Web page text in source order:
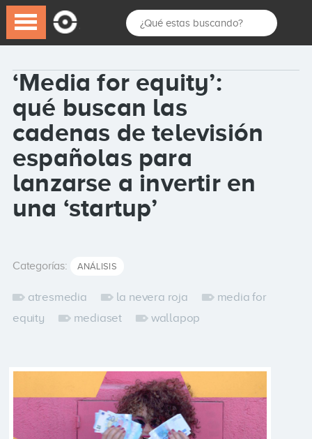
‘Media for equity’:
qué buscan las
cadenas de televisión
españolas para
lanzarse a invertir en
una ‘startup’
Categorías: ANÁLISIS
atresmedia la nevera roja
media for
equity
mediaset wallapop